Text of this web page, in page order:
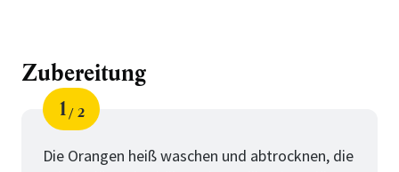
Zubereitung
Schritt
1
von
2
Die Orangen heiß waschen und abtrocknen, die